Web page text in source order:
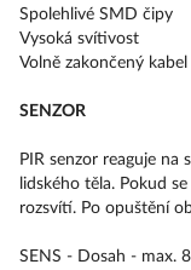
Spolehlivé SMD čipy
Vysoká svítivost
Volně zakončený
SENZOR
PIR senzor reaguje na
lidského těla. Pokud
rozsvítí. Po opuštění
SENS - Dosah - max.